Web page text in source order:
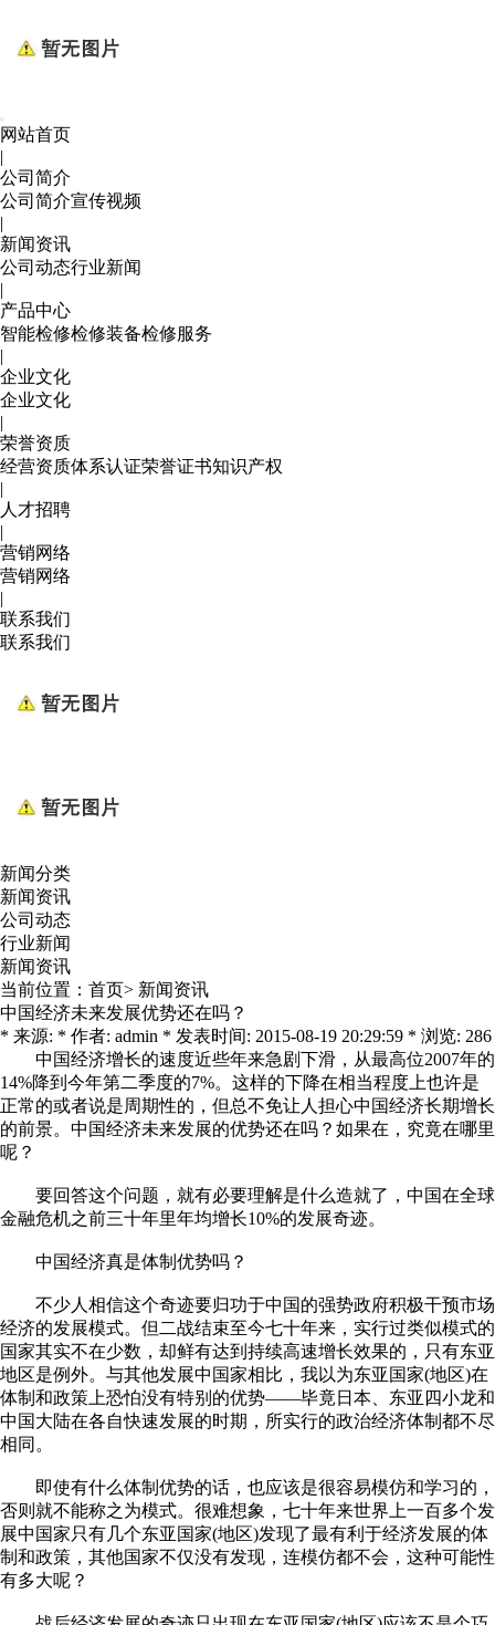
网站首页
|
公司简介
公司简介宣传视频
|
新闻资讯
公司动态行业新闻
|
产品中心
智能检修检修装备检修服务
|
企业文化
企业文化
|
荣誉资质
经营资质体系认证荣誉证书知识产权
|
人才招聘
|
营销网络
营销网络
|
联系我们
联系我们
新闻分类
新闻资讯
公司动态
行业新闻
新闻资讯
当前位置： 首页> 新闻资讯
中国经济未来发展优势还在吗？
* 来源: * 作者: admin * 发表时间: 2015-08-19 20:29:59 * 浏览: 286
中国经济增长的速度近些年来急剧下滑，从最高位2007年的
14%降到今年第二季度的7%。这样的下降在相当程度上也许是
正常的或者说是周期性的，但总不免让人担心中国经济长期增长
的前景。中国经济未来发展的优势还在吗？如果在，究竟在哪里
呢？
要回答这个问题，就有必要理解是什么造就了，中国在全球
金融危机之前三十年里年均增长10%的发展奇迹。
中国经济真是体制优势吗？
不少人相信这个奇迹要归功于中国的强势政府积极干预市场
经济的发展模式。但二战结束至今七十年来，实行过类似模式的
国家其实不在少数，却鲜有达到持续高速增长效果的，只有东亚
地区是例外。与其他发展中国家相比，我以为东亚国家(地区)在
体制和政策上恐怕没有特别的优势——毕竟日本、东亚四小龙和
中国大陆在各自快速发展的时期，所实行的政治经济体制都不尽
相同。
即使有什么体制优势的话，也应该是很容易模仿和学习的，
否则就不能称之为模式。很难想象，七十年来世界上一百多个发
展中国家只有几个东亚国家(地区)发现了最有利于经济发展的体
制和政策，其他国家不仅没有发现，连模仿都不会，这种可能性
有多大呢？